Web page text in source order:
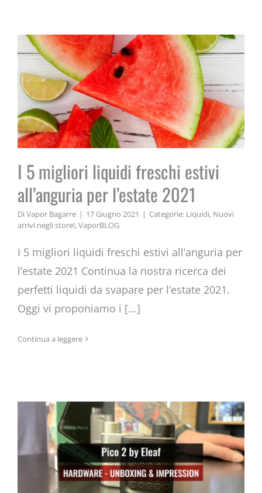
I 5 migliori liquidi freschi estivi
all’anguria per l’estate 2021
Di Vapor Bagarre | 17 Giugno 2021 | Categorie: Liquidi, Nuovi
arrivi negli store!,VaporBLOG
I 5 migliori liquidi freschi estivi all’anguria per
l’estate 2021 Continua la nostra ricerca dei
perfetti liquidi da svapare per l’estate 2021.
Oggi vi proponiamo i [...]
Continua a leggereEleaf iStick Pico 2 Box Mod